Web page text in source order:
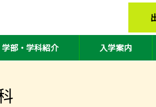
学部・学科紹介 入学案内